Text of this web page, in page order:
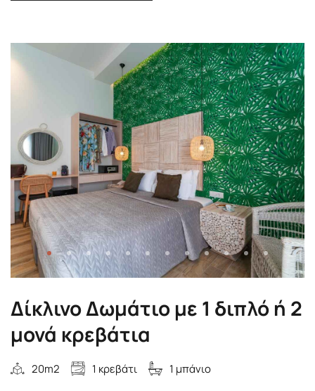
Δίκλινο Δωμάτιο με 1 διπλό ή 2
μονά κρεβάτια
20m2 1 κρεβάτι 1 μπάνιο